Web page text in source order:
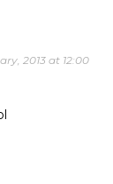
2013 at 12:00